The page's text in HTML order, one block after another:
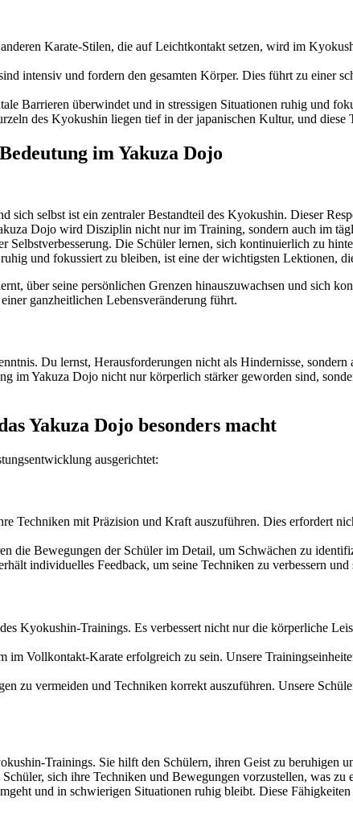
Karate-Stilen, die auf Leichtkontakt setzen, wird im
intensiv und fordern den gesamten Körper. Dies führt zu einer
Barrieren überwindet und in stressigen Situationen ruhig und
des Kyokushin liegen tief in der japanischen Kultur, und
im Yakuza Dojo
sich selbst ist ein zentraler Bestandteil des Kyokushin. Dieser
Dojo wird Disziplin nicht nur im Training, sondern auch im
Selbstverbesserung. Die Schüler lernen, sich kontinuierlich zu
und fokussiert zu bleiben, ist eine der wichtigsten Lektionen,
über seine persönlichen Grenzen hinauszuwachsen und sich
ganzheitlichen Lebensveränderung führt.
Du lernst, Herausforderungen nicht als Hindernisse,
im Yakuza Dojo nicht nur körperlich stärker geworden sind,
Yakuza Dojo besonders macht
ausgerichtet:
Techniken mit Präzision und Kraft auszuführen. Dies erfordert
die Bewegungen der Schüler im Detail, um Schwächen zu
individuelles Feedback, um seine Techniken zu verbessern
Kyokushin-Trainings. Es verbessert nicht nur die körperliche
im Vollkontakt-Karate erfolgreich zu sein. Unsere
zu vermeiden und Techniken korrekt auszuführen. Unsere
Trainings. Sie hilft den Schülern, ihren Geist zu beruhigen
sich ihre Techniken und Bewegungen vorzustellen, was zu
und in schwierigen Situationen ruhig bleibt. Diese